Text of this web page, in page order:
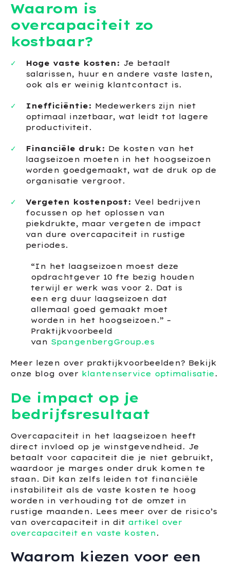
Waarom is
overcapaciteit zo
kostbaar?
Hoge vaste kosten: Je betaalt
salarissen, huur en andere vaste lasten,
ook als er weinig klantcontact is.
Inefficiëntie: Medewerkers zijn niet
optimaal inzetbaar, wat leidt tot lagere
productiviteit.
Financiële druk: De kosten van het
laagseizoen moeten in het hoogseizoen
worden goedgemaakt, wat de druk op de
organisatie vergroot.
Vergeten kostenpost: Veel bedrijven
focussen op het oplossen van
piekdrukte, maar vergeten de impact
van dure overcapaciteit in rustige
periodes.
“In het laagseizoen moest deze
opdrachtgever 10 fte bezig houden
terwijl er werk was voor 2. Dat is
een erg duur laagseizoen dat
allemaal goed gemaakt moet
worden in het hoogseizoen.” –
Praktijkvoorbeeld
van SpangenbergGroup.es
Meer lezen over praktijkvoorbeelden? Bekijk
onze blog over klantenservice optimalisatie.
De impact op je
bedrijfsresultaat
Overcapaciteit in het laagseizoen heeft
direct invloed op je winstgevendheid. Je
betaalt voor capaciteit die je niet gebruikt,
waardoor je marges onder druk komen te
staan. Dit kan zelfs leiden tot financiële
instabiliteit als de vaste kosten te hoog
worden in verhouding tot de omzet in
rustige maanden. Lees meer over de risico’s
van overcapaciteit in dit artikel over
overcapaciteit en vaste kosten.
Waarom kiezen voor een